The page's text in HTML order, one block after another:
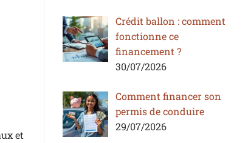
et
Crédit ballon : comment
fonctionne ce
financement ?
30/07/2026
Comment financer son
permis de conduire
29/07/2026